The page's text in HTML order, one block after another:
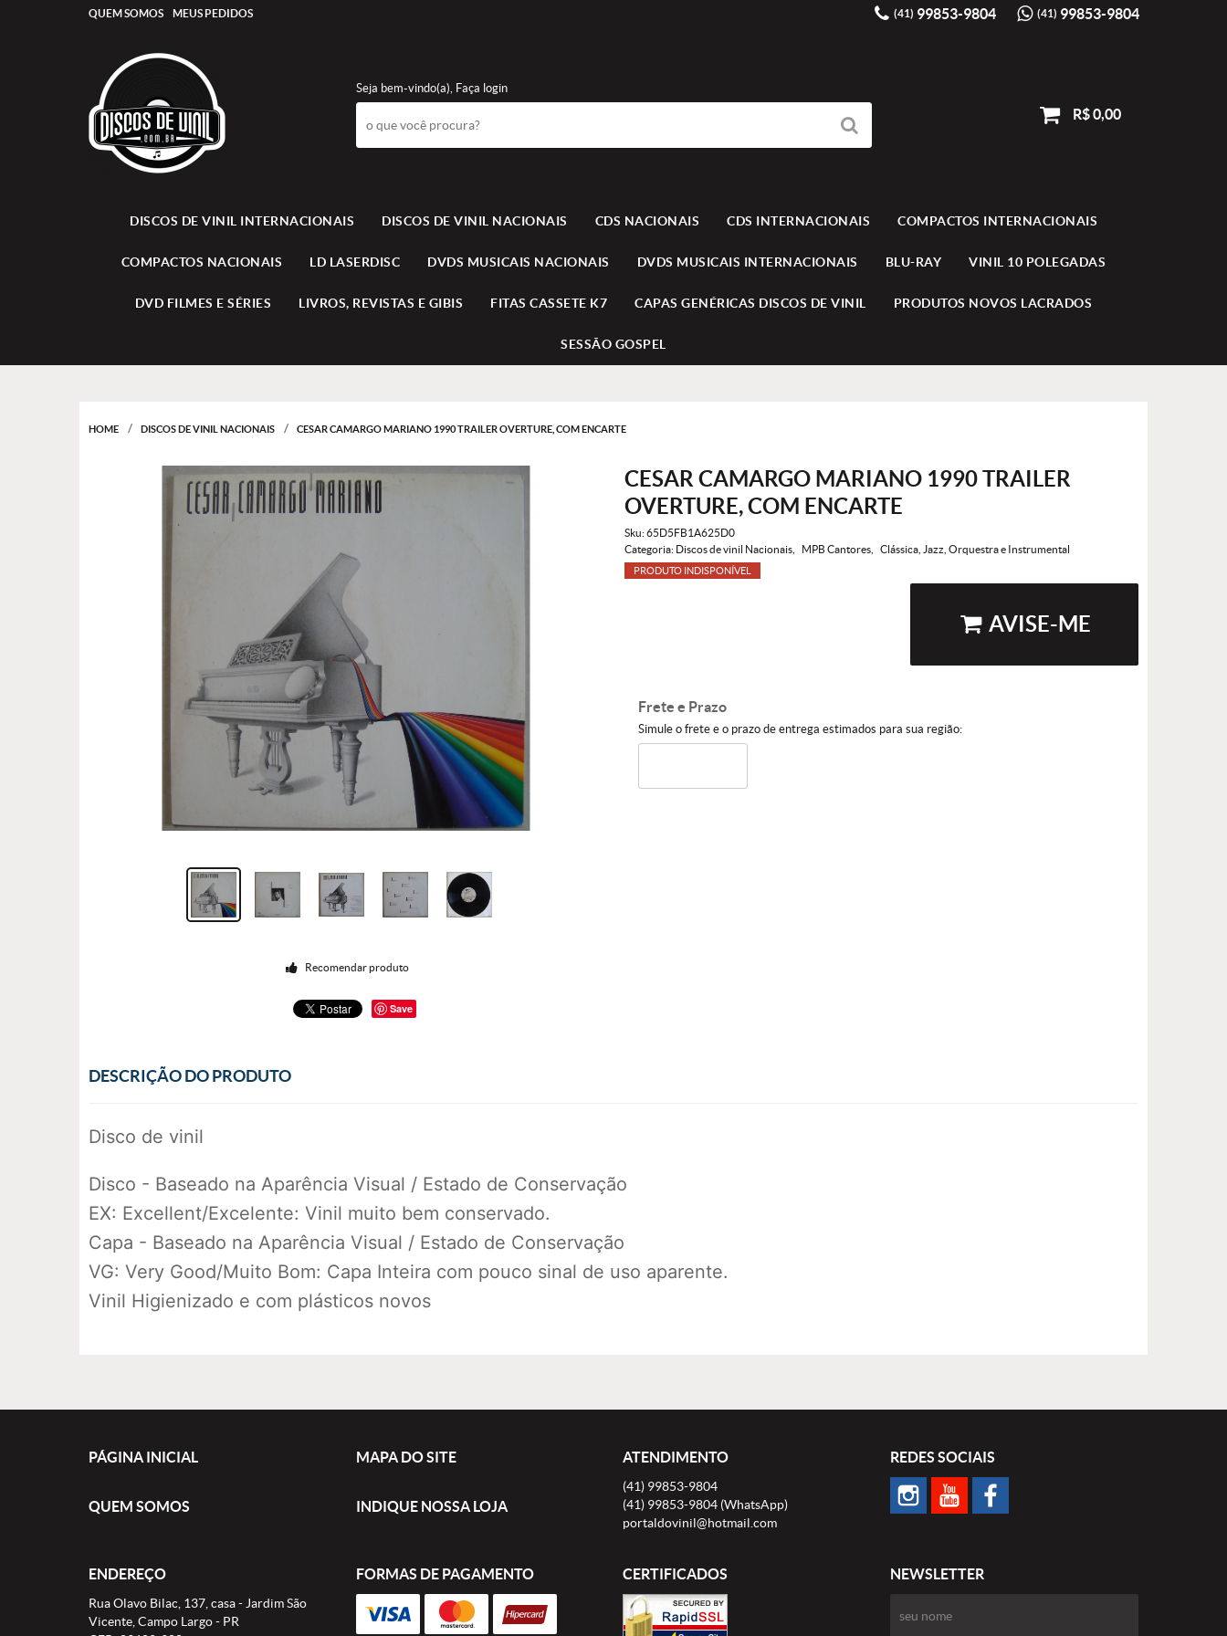
QUEM SOMOS MEUS PEDIDOS (41) 99853-9804 (41) 99853-9804
Seja bem-vindo(a), Faça login
R$ 0,00
DISCOS DE VINIL INTERNACIONAIS DISCOS DE VINIL NACIONAIS CDS NACIONAIS CDS INTERNACIONAIS COMPACTOS INTERNACIONAIS
COMPACTOS NACIONAIS LD LASERDISC DVDS MUSICAIS NACIONAIS DVDS MUSICAIS INTERNACIONAIS BLU-RAY VINIL 10 POLEGADAS
DVD FILMES E SÉRIES LIVROS, REVISTAS E GIBIS FITAS CASSETE K7 CAPAS GENÉRICAS DISCOS DE VINIL PRODUTOS NOVOS LACRADOS
SESSÃO GOSPEL
HOME DISCOS DE VINIL NACIONAIS CESAR CAMARGO MARIANO 1990 TRAILER OVERTURE, COM ENCARTE
Recomendar produto
Save
CESAR CAMARGO MARIANO 1990 TRAILER
OVERTURE, COM ENCARTE
Sku:65D5FB1A625D0
Categoria: Discos de vinil Nacionais MPB Cantores Clássica, Jazz, Orquestra e Instrumental
PRODUTO INDISPONÍVEL
AVISE-ME
Frete e Prazo
Simule o frete e o prazo de entrega estimados para sua região:
DESCRIÇÃO DO PRODUTO
Disco de vinil
Disco - Baseado na Aparência Visual / Estado de Conservação
EX: Excellent/Excelente: Vinil muito bem conservado.
Capa - Baseado na Aparência Visual / Estado de Conservação
VG: Very Good/Muito Bom: Capa Inteira com pouco sinal de uso aparente.
Vinil Higienizado e com plásticos novos
PÁGINA INICIAL MAPA DO SITE
QUEM SOMOS INDIQUE NOSSA LOJA
ATENDIMENTO
(41) 99853-9804
(41) 99853-9804 (WhatsApp)
portaldovinil@hotmail.com
REDES SOCIAIS
ENDEREÇO
Rua Olavo Bilac, 137, casa- Jardim São
Vicente, Campo Largo- PR
FORMAS DE PAGAMENTO CERTIFICADOS NEWSLETTER